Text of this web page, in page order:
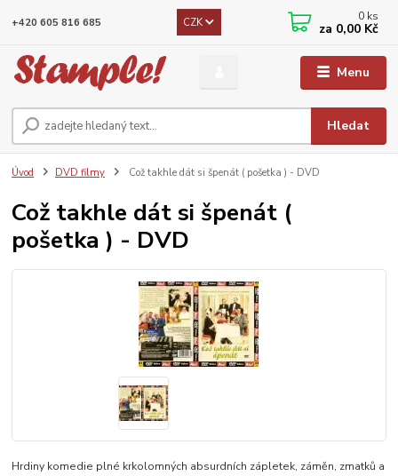
Menu
CZK
Hledat
+420 605 816 685 0 ks
za 0,00 Kč
Úvod DVD filmy Což takhle dát si špenát ( pošetka ) - DVD
Což takhle dát si špenát (
pošetka ) - DVD
Hrdiny komedie plné krkolomných absurdních zápletek, záměn, zmatků a